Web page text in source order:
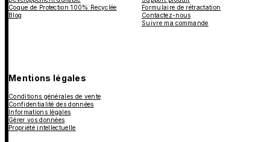
Coque de Protection 100% Recyclée
Blog
Formulaire de rétractation
Contactez-nous
Suivre ma commande
Mentions légales
Conditions générales de vente
Confidentialité des données
Informations légales
Gérer vos données
Propriété intellectuelle